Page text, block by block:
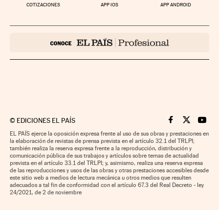
COTIZACIONES APP IOS APP ANDROID
© EDICIONES EL PAÍS Cinco Días en
Cinco Días
Cinco
EL PAÍS ejerce la oposición expresa frente al uso de sus obras y prestaciones en
la elaboración de revistas de prensa prevista en el artículo 32.1 del TRLPI;
también realiza la reserva expresa frente a la reproducción, distribución y
comunicación pública de sus trabajos y artículos sobre temas de actualidad
prevista en el artículo 33.1 del TRLPI; y, asimismo, realiza una reserva expresa
de las reproducciones y usos de las obras y otras prestaciones accesibles desde
este sitio web a medios de lectura mecánica u otros medios que resulten
adecuados a tal fin de conformidad con el artículo 67.3 del Real Decreto - ley
24/2021, de 2 de noviembre